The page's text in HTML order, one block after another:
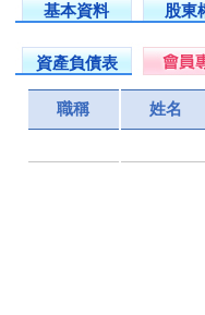
基本資料 股東
資產負債表
職稱 姓名